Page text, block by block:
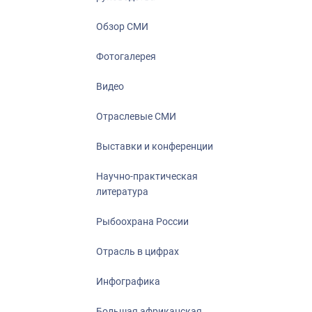
Большая
Укрепление
Обзор СМИ
Фотогалерея
Видео
Отраслевые СМИ
Выставки и конференции
Научно-практическая
литература
Рыбоохрана России
Отрасль в цифрах
Инфографика